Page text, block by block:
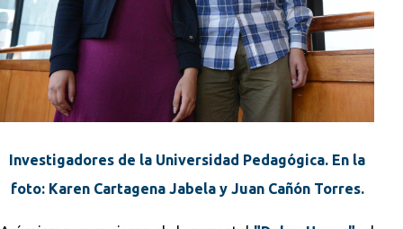
Investigadores de la Universidad Pedagógica. En la
foto: Karen Cartagena Jabela y Juan Cañón Torres.